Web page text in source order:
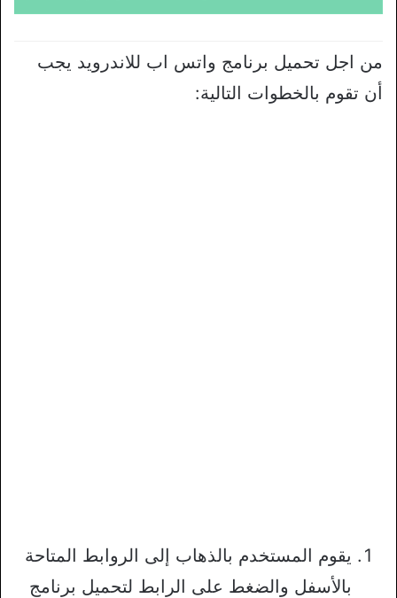
من اجل تحميل برنامج واتس اب للاندرويد يجب
أن تقوم بالخطوات التالية:
يقوم المستخدم بالذهاب إلى الروابط المتاحة
بالأسفل والضغط على الرابط لتحميل برنامج